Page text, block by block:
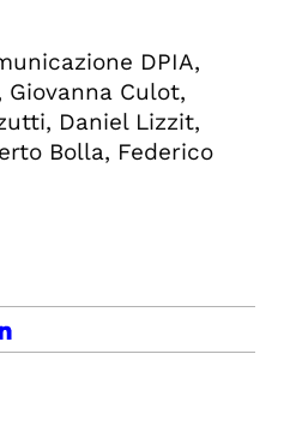
DPIA,
Culot,
Daniel Lizzit,
Bolla, Federico